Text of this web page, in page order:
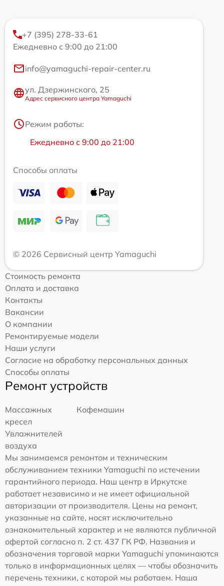
+7 (395) 278-33-61
Ежедневно с 9:00 до 21:00
info@yamaguchi-repair-center.ru
ул. Дзержинского, 25
Адрес сервисного центра Yamaguchi
Режим работы:
Ежедневно с 9:00 до 21:00
Способы оплаты
© 2026 Сервисный центр Yamaguchi
Стоимость ремонта
Оплата и доставка
Контакты
Вакансии
О компании
Ремонтируемые модели
Наши услуги
Согласие на обработку персональных данных
Способы оплаты
Ремонт устройств
Массажных
кресел
Кофемашин
Увлажнителей
воздуха
Мы занимаемся ремонтом и техническим
обслуживанием техники Yamaguchi по истечении
гарантийного периода. Наш центр в Иркутске
работает независимо и не имеет официальной
авторизации от производителя. Цены на ремонт,
указанные на сайте, носят исключительно
ознакомительный характер и не являются публичной
офертой согласно п. 2 ст. 437 ГК РФ. Названия и
обозначения торговой марки Yamaguchi упоминаются
только в информационных целях — чтобы обозначить
перечень техники, с которой мы работаем. Наша